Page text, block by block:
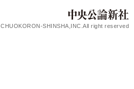
CHUOKORON-SHINSHA,INC.All right reserved